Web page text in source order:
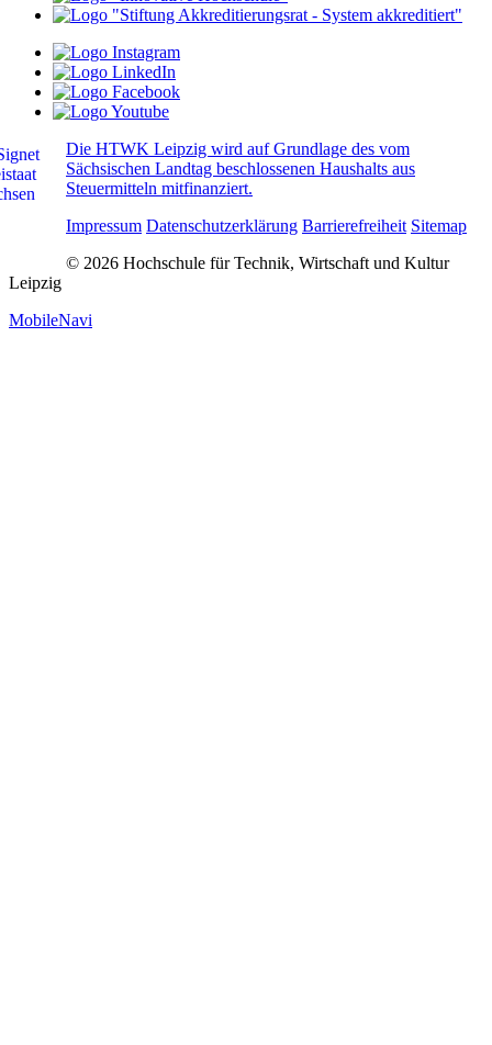
Die HTWK Leipzig wird auf Grundlage des vom
Sächsischen Landtag beschlossenen Haushalts aus
Steuermitteln mitfinanziert.
Impressum Datenschutzerklärung Barrierefreiheit Sitemap
© 2026 Hochschule für Technik, Wirtschaft und Kultur
Leipzig
MobileNavi